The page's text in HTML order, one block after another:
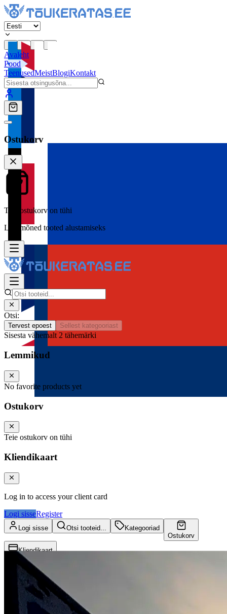
Avaleht
Pood
TeenusedMeistBlogiKontakt
Ostukorv
Teie ostukorv on tühi
Lisa mõned tooted alustamiseks
Otsi:
Tervest epoest Sellest kategooriast
Sisesta vähemalt 2 tähemärki
Lemmikud
No favorite products yet
Ostukorv
Teie ostukorv on tühi
Kliendikaart
Log in to access your client card
Logi sisseRegister
Logi sisse Otsi tooteid...
Kategooriad
Ostukorv
Kliendikaart